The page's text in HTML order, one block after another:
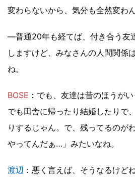
変わらないから、気分も全然変わん
―普通20年も経てば、付き合う友
しますけど、みなさんの人間関係
ね。
BOSE ：でも、友達は昔のほうが
でも田舎に帰ったり結婚したりで
りするじゃん。で、残ってるのが
やってんだぁ…」みたいなね。
渡辺 ：悪く言えば、そうなるけどね